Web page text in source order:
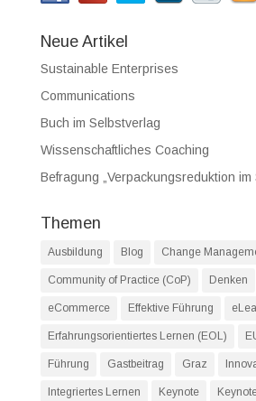
Neue Artikel
Sustainable Enterprises
Communications
Buch im Selbstverlag
Wissenschaftliches Coaching
Befragung „Verpackungsreduktion im
Themen
Ausbildung Blog Change
Community of Practice (CoP) Denken
eCommerce Effektive Führung
Erfahrungsorientiertes Lernen (EOL)
Führung Gastbeitrag Graz
Integriertes Lernen Keynote